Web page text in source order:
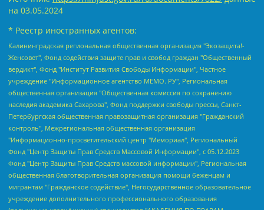
на 03.05.2024
* Реестр иностранных агентов:
Калининградская региональная общественная организация "Экозащита!-Женсовет", Фонд содействия защите прав и свобод граждан "Общественный вердикт", Фонд "Институт Развития Свободы Информации", Частное учреждение "Информационное агентство МЕМО. РУ", Региональная общественная организация "Общественная комиссия по сохранению наследия академика Сахарова", Фонд поддержки свободы прессы, Санкт-Петербургская общественная правозащитная организация "Гражданский контроль", Межрегиональная общественная организация "Информационно-просветительский центр "Мемориал", Региональный Фонд "Центр Защиты Прав Средств Массовой Информации", с 05.12.2023 Фонд "Центр Защиты Прав Средств массовой информации", Региональная общественная благотворительная организация помощи беженцам и мигрантам "Гражданское содействие", Негосударственное образовательное учреждение дополнительного профессионального образования (повышение квалификации) специалистов "АКАДЕМИЯ ПО ПРАВАМ ЧЕЛОВЕКА", Свердловская региональная общественная организация "Сутяжник", Автономная некоммерческая организация "Центр независимых социологических исследований", Союз общественных объединений "Российский исследовательский центр по правам человека", Региональное общественное учреждение научно-информационный центр "МЕМОРИАЛ", Некоммерческая организация "Фонд защиты гласности", Автономная некоммерческая организация "Институт прав человека", Городская общественная организация "Екатеринбургское общество "МЕМОРИАЛ", Городская общественная организация "Рязанское историко-просветительское и правозащитное общество "Мемориал" (Рязанский Мемориал), Челябинский региональный орган общественной самодеятельности – женское общественное объединение "Женщины Евразии", Челябинский региональный орган общественной самодеятельности "Уральская правозащитная группа", Фонд содействия защите здоровья и социальной справедливости имени Андрея Рылькова, Автономная Некоммерческая Организация "Аналитический Центр Юрия Левады", Автономная некоммерческая организация социальной поддержки населения "Проект Апрель", Региональная общественная организация помощи женщинам и детям, находящимся в кризисной ситуации "Информационно-методический центр "Анна", Фонд содействия развитию массовых коммуникаций и правовому просвещению "Так-так-Так", Фонд содействия устойчивому развитию "Серебряная тайга", Свердловский региональный общественный фонд социальных проектов "Новое время", "Idel.Реалии", Кавказ.Реалии, Крым.Реалии, Телеканал Настоящее Время, Татаро-башкирская служба Радио Свобода (Azatliq Radiosi), Радио Свободная Европа/Радио Свобода (PCE/PC), "Сибирь.Реалии", "Фактограф", Благотворительный фонд помощи осужденным и их семьям, Автономная некоммерческая организация "Институт глобализации и социальных движений", Фонд "В защиту прав заключенных", Частное учреждение "Центр поддержки и содействия развитию средств массовой информации", Пензенский региональный общественный благотворительный фонд "Гражданский союз", "Север.Реалии", Некоммерческая организация Фонд "Правовая инициатива", Общество с ограниченной ответственностью "Радио Свободная Европа/Радио Свобода", Чешское информационное агентство "MEDIUM-ORIENT", Красноярская региональная общественная организация "Мы против СПИДа", Камалягин Денис Николаевич, Маркелов Сергей Евгеньевич, Пономарев Лев Александрович, Савицкая Людмила Алексеевна, Автономная некоммерческая организация "Центр по работе с проблемой насилия "НАСИЛИЮ.НЕТ", Межрегиональный профессиональный союз работников здравоохранения "Альянс врачей", Юридическое лицо, зарегистрированное в Латвийской Республике, SIA "Medusa Project" (регистрационный номер 40103797863, дата регистрации 10.06.2014), Некоммерческая организация "Фонд по борьбе с коррупцией", Автономная некоммерческая организация "Институт права и публичной политики", Баданин Роман Сергеевич, Гликин Максим Александрович, Железнова Мария Михайловна, Лукьянова Юлия Сергеевна, Маетная Елизавета Витальевна, Маняхин Петр Борисович, Чуракова Ольга Владимировна, Ярош Юлия Петровна, Юридическое лицо "The Insider SIA", зарегистрированное в Риге, Латвийская Республика (дата регистрации 26.06.2015), являющееся администратором доменного имени интернет-издания "The Insider SIA", https://theins.ru, Постернак Алексей Евгеньевич, Рубин Михаил Аркадьевич, Анин Роман Александрович, Юридическое лицо Istories fonds, зарегистрированное в Латвийской Республике (регистрационный номер 50008295751, дата регистрации 24.02.2020), Великовский Дмитрий Александрович, Долинина Ирина Николаевна, Мароховская Алеся Алексеевна, Шлейнов Роман Юрьевич, Шмагун Олеся Валентиновна, Общество с ограниченной ответственностью "Альтаир 2021", Общество с ограниченной ответственностью "Вега 2021", Общество с ограниченной ответственностью "Главный редактор 2021", Общество с ограниченной ответственностью "Ромашки монолит", Важенков Артем Валерьевич, Ивановская областная общественная организация "Центр гендерных исследований", Гурман Юрий Альбертович, Медиапроект "ОВД-Инфо", Егоров Владимир Владимирович, Жилинский Владимир Александрович, Общество с ограниченной ответственностью "ЗП", Иванова София Юрьевна, Карезина Инна Павловна, Кильтау Екатерина Викторовна, Петров Алексей Викторович, Пискунов Сергей Евгеньевич, Смирнов Сергей Сергеевич, Тихонов Михаил Сергеевич, Общество с ограниченной ответственностью "ЖУРНАЛИСТ-ИНОСТРАННЫЙ АГЕНТ", Арапова Галина Юрьевна, Вольтская Татьяна Анатольевна, Американская компания "Mason G.E.S. Anonymous Foundation" (США), являющаяся владельцем интернет-издания https://mnews.world/, Компания "Stichting Bellingcat", зарегистрированная в Нидерландах (дата регистрации 11.07.2018), Захаров Андрей Вячеславович, Клепиковская Екатерина Дмитриевна, Общество с ограниченной ответственностью "МЕМО", Перл Роман Александрович, Симонов Евгений Алексеевич, Соловьева Елена Анатольевна, Сотников Даниил Владимирович, Сурначева Елизавета Дмитриевна, Автономная некоммерческая организация по защите прав человека и информированию населения "Якутия – Наше Мнение", Общество с ограниченной ответственностью "Москоу диджитал медиа", с 26.01.2023 Общество с ограниченной ответственностью "Чайка Белые сады", Ветошкина Валерия Валерьевна, Заговора Максим Александрович, Межрегиональное общественное движение "Российская ЛГБТ - сеть", Оленичев Максим Владимирович, Павлов Иван Юрьевич, Скворцова Елена Сергеевна, Общество с ограниченной ответственностью "Как бы инагент", Кочетков Игорь Викторович, Общество с ограниченной ответственностью "Честные выборы", Еланчик Олег Александрович, Общество с ограниченной ответственностью "Нобелевский призыв", Гималова Регина Эмилевна, Григорьев Андрей Валерьевич, Григорьева Алина Александровна, Ассоциация по содействию защите прав призывников, альтернативнослужащих и военнослужащих "Правозащитная группа "Гражданин.Армия.Право", Хисамова Регина Фаритовна, Автономная некоммерческая организация по реализации социально-правовых программ "Лилит", Дальневосточное общественное движение "Маяк", Санкт-Петербургская ЛГБТ-инициативная группа "Выход", Инициативная группа ЛГБТ+ "Реверс", Алексеев Андрей Викторович, Бекбулатова Таисия Львовна, Беляев Иван Михайлович, Владыкина Елена Сергеевна, Гельман Марат Александрович, Никульшина Вероника Юрьевна, Толоконникова Надежда Андреевна, Шендерович Виктор Анатольевич, Общество с ограниченной ответственностью "Данное сообщение", Общество с ограниченной ответственностью Издательский дом "Новая глава", Айнбиндер Александра Александровна, Московский комьюнити-центр для ЛГБТ+инициатив, Благотворительный фонд развития филантропии, Deutsche Welle (Германия, Kurt-Schumacher-Strasse 3, 53113 Bonn), Борзунова Мария Михайловна, Воробьев Виктор Викторович, Голубева Анна Львовна, Константинова Алла Михайловна, Малкова Ирина Владимировна, Мурадов Мурад Абдулгалимович, Осетинская Елизавета Николаевна, Понасенков Евгений Николаевич, Ганапольский Матвей Юрьевич, Киселев Евгений Алексеевич, Борухович Ирина Григорьевна, Дремин Иван Тимофеевич, Дубровский Дмитрий Викторович, Красноярская региональная общественная организация поддержки и развития альтернативных образовательных технологий и межкультурных коммуникаций "ИНТЕРРА", Маяковская Екатерина Алексеевна, Фейгин Марк Захарович, Филимонов Андрей Викторович, Дзугкоева Регина Николаевна, Доброхотов Роман Александрович, Дудь Юрий Александрович, Елкин Сергей Владимирович, Кругликов Кирилл Игоревич, Сабунаева Мария Леонидовна, Семенов Алексей Владимирович, Шаинян Карен Багратович, Шульман Екатерина Михайловна, Асафьев Артур Валерьевич, Вахштайн Виктор Семенович, Венедиктов Алексей Алексеевич, Лушникова Екатерина Евгеньевна, Волков Леонид Михайлович, Невзоров Александр Глебович, Пархоменко Сергей Борисович, Сироткин Ярослав Николаевич, Кара-Мурза Владимир Владимирович, Баранова Наталья Владимировна, Гозман Леонид Яковлевич, Кагарлицкий Борис Юльевич, Климарев Михаил Валерьевич, Милов Владимир Станиславович, Автономная некоммерческая организация Краснодарский центр современного искусства "Типография", Моргенштерн Алишер Тагирович, Соболь Любовь Эдуардовна, Общество с ограниченной ответственностью "ЛИЗА НОРМ", Каспаров Гарри Кимович, Ходорковский Михаил Борисович, Общество с ограниченной ответственностью "Апрельские тезисы", Данилович Ирина Брониславовна, Кашин Олег Владимирович, Петров Николай Владимирович, Пивоваров Алексей Владимирович, Соколов Михаил Владимирович, Цветкова Юлия Владимировна, Чичваркин Евгений Александрович, Комитет против пыток/Команда против пыток, Общество с ограниченной ответственностью "Первый научный", Общество с ограниченной ответственностью "Вертолет и ко", Белоцерковская Вероника Борисовна, Кац Максим Евгеньевич, Лазарева Татьяна Юрьевна, Шаведдинов Руслан Табризович, Яшин Илья Валерьевич, Общество с ограниченной ответственностью "Иноагент ААВ", Алешковский Дмитрий Петрович, Альбац Евгения Марковна, Быков Дмитрий Львович, Галямина Юлия Евгеньевна, Лойко Сергей Леонидович, Мартынов Кирилл Константинович, Медведев Сергей Александрович, Крашенинников Федор Геннадиевич, Гордеева Катерина Вл